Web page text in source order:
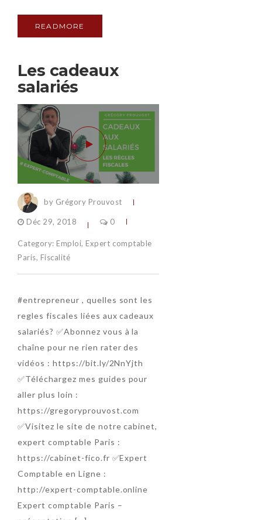
READMORE
Les cadeaux
salariés
by Grégory Prouvost
Déc 29, 2018 0
Category: Emploi, Expert comptable
Paris, Fiscalité
#entrepreneur , quelles sont les
regles fiscales liées aux cadeaux
salariés? ✅Abonnez vous à la
chaîne pour ne rien rater des
vidéos : https://bit.ly/2NnYjth
✅Téléchargez mes guides pour
aller plus loin :
https://gregoryprouvost.com
✅Visitez le site de notre cabinet,
expert comptable Paris :
https://cabinet-fico.fr ✅Expert
Comptable en Ligne :
http://expert-comptable.online
Expert comptable Paris –
TEST 1
TEST1